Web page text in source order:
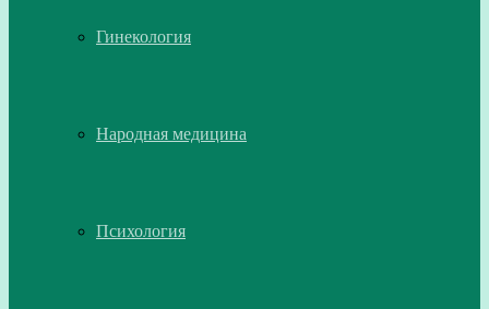
Гинекология
Народная медицина
Психология